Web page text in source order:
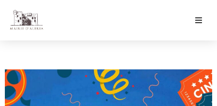
Culture & Loisirs
Mon Quotidien